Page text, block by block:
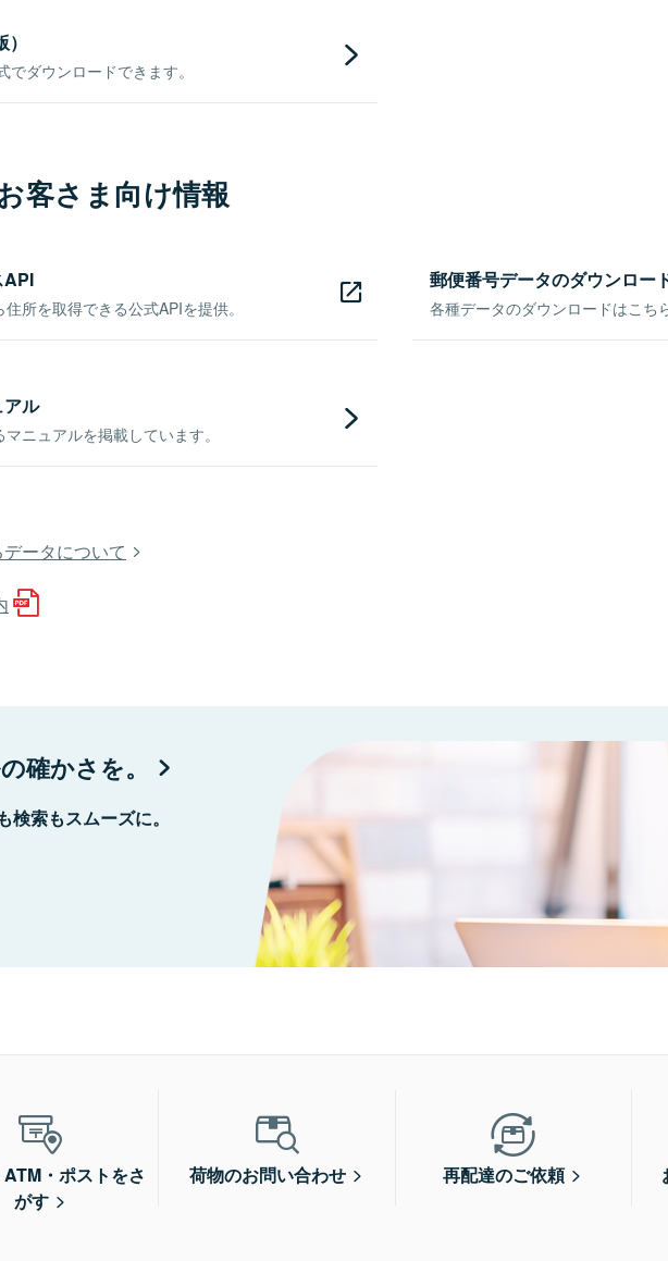
ダウンロードできます。
客さま向け情報
API
所を取得できる公式APIを提供。
郵便番号データのダウンロー
各種データのダウンロードはこち
ル
ニュアルを掲載しています。
ータについて
確かさを。
索もスムーズに。
・ポストをさ
がす
荷物のお問い合わせ 再配達のご依頼